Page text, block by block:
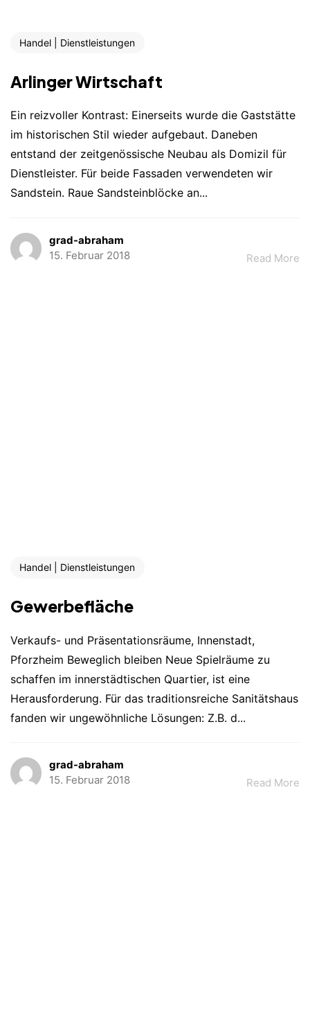
Handel | Dienstleistungen
Arlinger Wirtschaft
Ein reizvoller Kontrast: Einerseits wurde die Gaststätte
im historischen Stil wieder aufgebaut. Daneben
entstand der zeitgenössische Neubau als Domizil für
Dienstleister. Für beide Fassaden verwendeten wir
Sandstein. Raue Sandsteinblöcke an...
grad-abraham
15. Februar 2018
Read More
Handel | Dienstleistungen
Gewerbefläche
Verkaufs- und Präsentationsräume, Innenstadt,
Pforzheim Beweglich bleiben Neue Spielräume zu
schaffen im innerstädtischen Quartier, ist eine
Herausforderung. Für das traditionsreiche Sanitätshaus
fanden wir ungewöhnliche Lösungen: Z.B. d...
grad-abraham
15. Februar 2018
Read More